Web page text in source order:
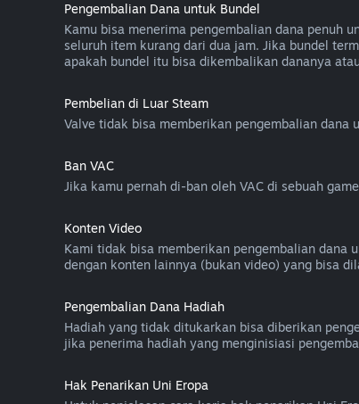
Pengembalian Dana untuk Bundel
Kamu bisa menerima pengembalian dana penuh
seluruh item kurang dari dua jam. Jika bundel
apakah bundel itu bisa dikembalikan dananya
Pembelian di Luar Steam
Valve tidak bisa memberikan pengembalian dana
Ban VAC
Jika kamu pernah di-ban oleh VAC di sebuah
Konten Video
Kami tidak bisa memberikan pengembalian
dengan konten lainnya (bukan video) yang bisa
Pengembalian Dana Hadiah
Hadiah yang tidak ditukarkan bisa diberikan
jika penerima hadiah yang menginisiasi
Hak Penarikan Uni Eropa